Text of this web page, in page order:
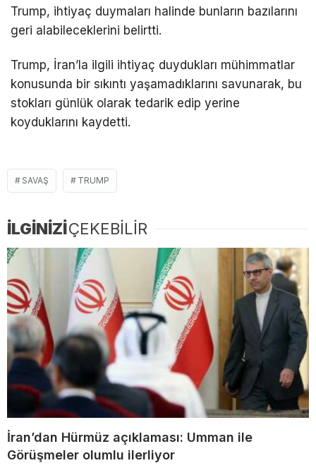
Trump, ihtiyaç duymaları halinde bunların bazılarını
geri alabileceklerini belirtti.
Trump, İran’la ilgili ihtiyaç duydukları mühimmatlar
konusunda bir sıkıntı yaşamadıklarını savunarak, bu
stokları günlük olarak tedarik edip yerine
koyduklarını kaydetti.
SAVAŞ TRUMP
İLGİNİZİÇEKEBİLİR
İran’dan Hürmüz açıklaması: Umman ile
Görüşmeler olumlu ilerliyor